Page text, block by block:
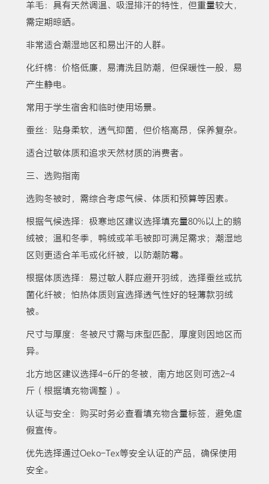
羊毛：具有天然调温、吸湿排汗的特性，但重量较大，
需定期晾晒。
非常适合潮湿地区和易出汗的人群。
化纤棉：价格低廉，易清洗且防潮，但保暖性一般，易
产生静电。
常用于学生宿舍和临时使用场景。
蚕丝：贴身柔软，透气抑菌，但价格高昂，保养复杂。
适合过敏体质和追求天然材质的消费者。
三、选购指南
选购冬被时，需综合考虑气候、体质和预算等因素。
根据气候选择：极寒地区建议选择填充量80%以上的鹅
绒被；温和冬季，鸭绒或羊毛被即可满足需求；潮湿地
区则更适合羊毛或化纤被，以防潮防霉。
根据体质选择：易过敏人群应避开羽绒，选择蚕丝或抗
菌化纤被；怕热体质则宜选择透气性好的轻薄款羽绒
被。
尺寸与厚度：冬被尺寸需与床型匹配，厚度则因地区而
异。
北方地区建议选择4-6斤的冬被，南方地区则可选2-4
斤（根据填充物调整）。
认证与安全：购买时务必查看填充物含量标签，避免虚
假宣传。
优先选择通过Oeko-Tex等安全认证的产品，确保使用
安全。